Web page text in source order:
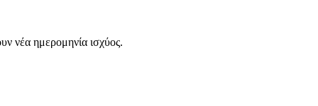
νέα ημερομηνία ισχύος.